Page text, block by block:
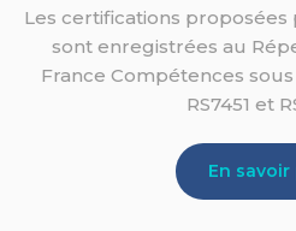
Les certifications
sont enregistrées au
France Compétences
RS7451 et
En savoir